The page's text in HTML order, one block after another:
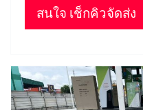
สนใจ เช็กคิวจัดส่ง